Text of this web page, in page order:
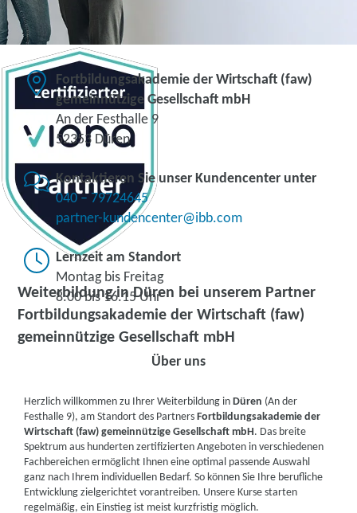
Weiterbildung in Düren bei unserem Partner
Fortbildungsakademie der Wirtschaft (faw)
gemeinnützige Gesellschaft mbH
Fortbildungsakademie der Wirtschaft (faw)
gemeinnützige Gesellschaft mbH
An der Festhalle 9
52353 Düren
Kontaktieren Sie unser Kundencenter unter
040 – 79724645
partner-kundencenter@ibb.com
Lernzeit am Standort
Montag bis Freitag
8.00 bis 16.15 Uhr
Über uns
Herzlich willkommen zu Ihrer Weiterbildung inDüren (An der
Festhalle 9), am Standort des PartnersFortbildungsakademie der
Wirtschaft (faw) gemeinnützige Gesellschaft mbH. Das breite
Spektrum aus hunderten zertifizierten Angeboten in verschiedenen
Fachbereichen ermöglicht Ihnen eine optimal passende Auswahl
ganz nach Ihrem individuellen Bedarf. So können Sie Ihre berufliche
Entwicklung zielgerichtet vorantreiben. Unsere Kurse starten
regelmäßig, ein Einstieg ist meist kurzfristig möglich.